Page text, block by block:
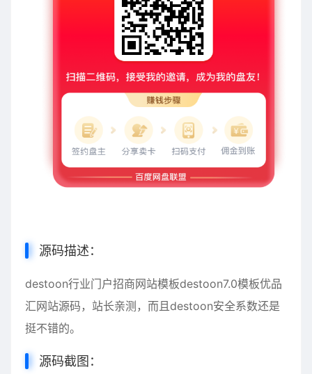
源码描述：
destoon行业门户招商网站模板destoon7.0模板优品
汇网站源码，站长亲测，而且destoon安全系数还是
挺不错的。
源码截图：